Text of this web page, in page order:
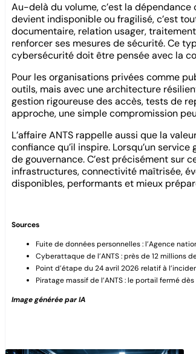
Au-delà du volume, c’est la
devient indisponible ou fragilisé, c’est
documentaire, relation usager,
renforcer ses mesures de sécurité. Ce
cybersécurité doit être pensée avec la
Pour les organisations privées comme
outils, mais avec une architecture
gestion rigoureuse des accès, tests de
approche, une simple compromission
L’affaire ANTS rappelle aussi que la
confiance qu’il inspire. Lorsqu’un
de gouvernance. C’est précisément sur
infrastructures, connectivité maîtrisée,
disponibles, performants et mieux
Sources
Fuite de données personnelles : l’Agence
Cyberattaque de l’ANTS : près de 12 millions
Point d’étape du 24 avril 2026 relatif à
Piratage massif de l’ANTS : le portail fermé
Image générée par IA